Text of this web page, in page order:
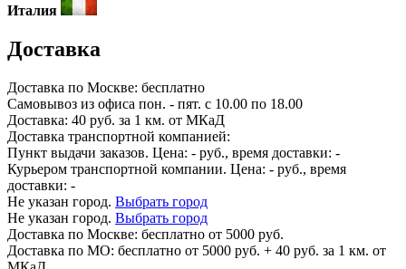
Италия
Доставка
Доставка по Москве: бесплатно
Самовывоз из офиса пон. - пят. с 10.00 по 18.00
Доставка: 40 руб. за 1 км. от МКаД
Доставка транспортной компанией:
Пункт выдачи заказов. Цена: - руб., время доставки: -
Курьером транспортной компании. Цена: - руб., время
доставки: -
Не указан город. Выбрать город
Не указан город. Выбрать город
Доставка по Москве: бесплатно от 5000 руб.
Доставка по МО: бесплатно от 5000 руб. + 40 руб. за 1 км. от